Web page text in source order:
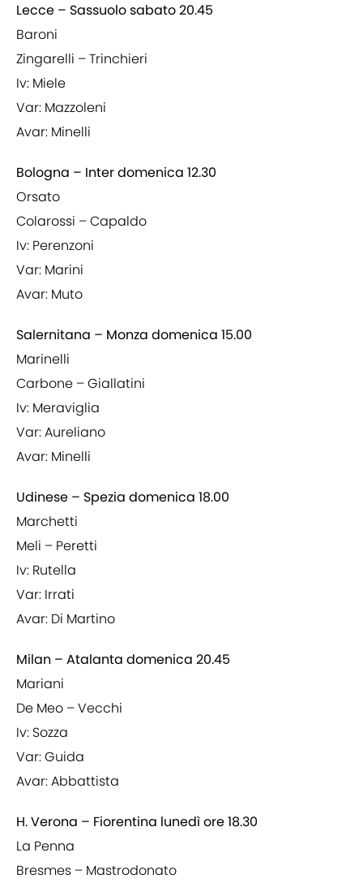
Lecce – Sassuolo sabato 20.45
Baroni
Zingarelli – Trinchieri
Iv: Miele
Var: Mazzoleni
Avar: Minelli
Bologna – Inter domenica 12.30
Orsato
Colarossi – Capaldo
Iv: Perenzoni
Var: Marini
Avar: Muto
Salernitana – Monza domenica 15.00
Marinelli
Carbone – Giallatini
Iv: Meraviglia
Var: Aureliano
Avar: Minelli
Udinese – Spezia domenica 18.00
Marchetti
Meli – Peretti
Iv: Rutella
Var: Irrati
Avar: Di Martino
Milan – Atalanta domenica 20.45
Mariani
De Meo – Vecchi
Iv: Sozza
Var: Guida
Avar: Abbattista
H. Verona – Fiorentina lunedì ore 18.30
La Penna
Bresmes – Mastrodonato